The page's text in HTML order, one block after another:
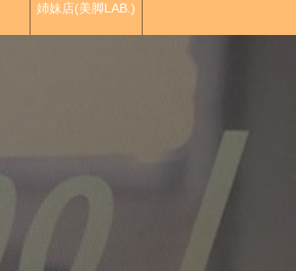
姉妹店(美脚LAB.)